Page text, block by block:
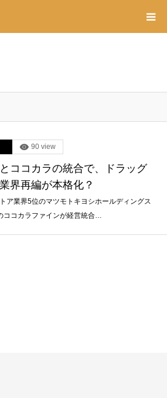
90 view
ココカラの統合で、ドラッグ
界再編が本格化？
ア業界5位のマツモトキヨシホールディングス
ココカラファインが経営統合…